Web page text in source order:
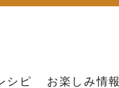
シピ お楽しみ情報